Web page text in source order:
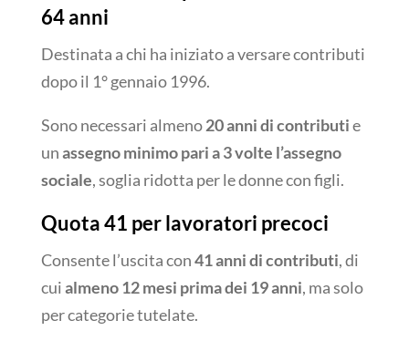
64 anni
Destinata a chi ha iniziato a versare contributi
dopo il 1° gennaio 1996.
Sono necessari almeno20 anni di contributie
unassegno minimo pari a 3 volte l’assegno
sociale, soglia ridotta per le donne con figli.
Quota 41 per lavoratori precoci
Consente l’uscita con41 anni di contributi, di
cuialmeno 12 mesi prima dei 19 anni, ma solo
per categorie tutelate.